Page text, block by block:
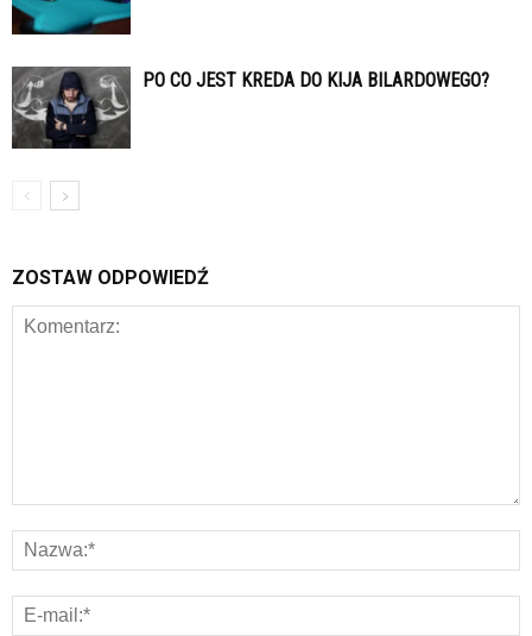
PO CO JEST KREDA DO KIJA BILARDOWEGO?
ZOSTAW ODPOWIEDŹ